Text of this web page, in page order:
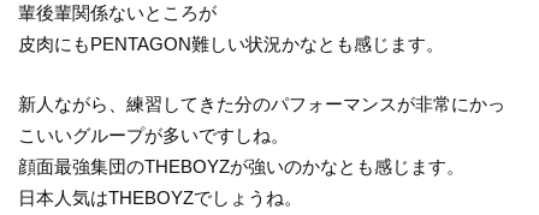
輩後輩関係ないところが
皮肉にもPENTAGON難しい状況かなとも感じます。
新人ながら、練習してきた分のパフォーマンスが非常にかっ
こいいグループが多いですしね。
顔面最強集団のTHEBOYZが強いのかなとも感じます。
日本人気はTHEBOYZでしょうね。